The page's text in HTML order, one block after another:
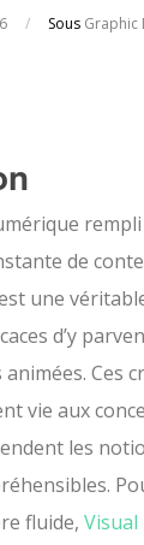
/ Sous Graphic
rempli
de
une
d’y
Ces
vie aux
les
fluide, Visual